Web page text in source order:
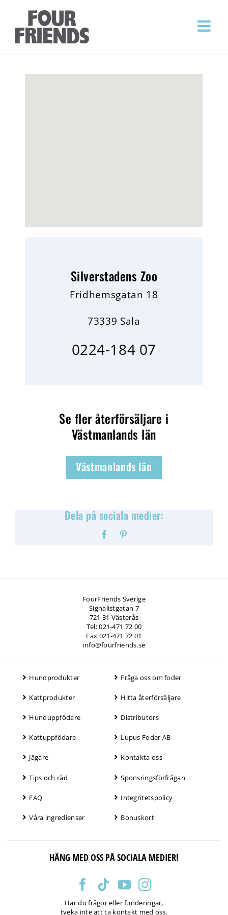
Silverstadens Zoo
Fridhemsgatan 18
73339 Sala
0224-184 07
Se fler återförsäljare i
Västmanlands län
Västmanlands län
Dela på sociala medier:
Facebook
FourFriends Sverige
Signalistgatan 7
721 31 Västerås
Tel: 021-471 72 00
Fax 021-471 72 01
info@fourfriends.se
Hundprodukter
Kattprodukter
Hunduppfödare
Kattuppfödare
Jägare
Tips och råd
FAQ
Våra ingredienser
Fråga oss om foder
Hitta återförsäljare
Distributors
Lupus Foder AB
Kontakta oss
Sponsringsförfrågan
Integritetspolicy
Bonuskort
HÄNG MED OSS PÅ SOCIALA MEDIER!
Har du frågor eller funderingar,
tveka inte att ta kontakt med oss.